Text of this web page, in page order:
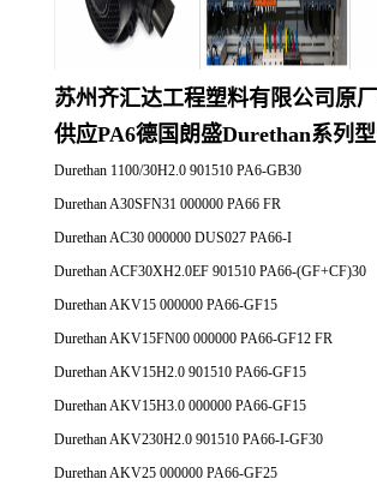
苏州齐汇达工程塑料有限公司原
供应PA6德国朗盛Durethan系列型
Durethan 1100/30H2.0 901510 PA6-GB30
Durethan A30SFN31 000000 PA66 FR
Durethan AC30 000000 DUS027 PA66-I
Durethan ACF30XH2.0EF 901510 PA66-(GF+CF)30
Durethan AKV15 000000 PA66-GF15
Durethan AKV15FN00 000000 PA66-GF12 FR
Durethan AKV15H2.0 901510 PA66-GF15
Durethan AKV15H3.0 000000 PA66-GF15
Durethan AKV230H2.0 901510 PA66-I-GF30
Durethan AKV25 000000 PA66-GF25